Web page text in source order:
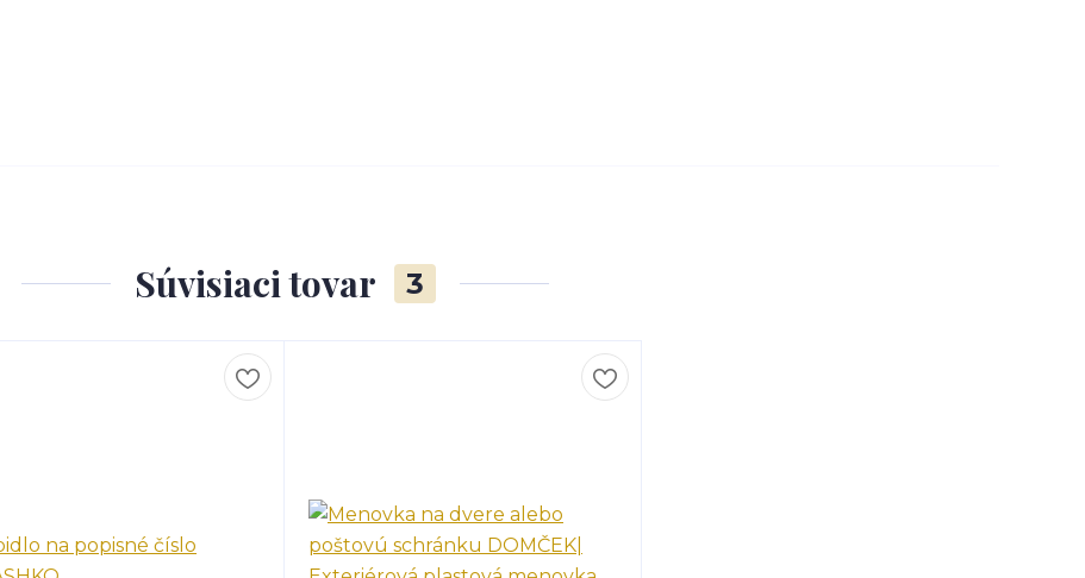
Súvisiaci tovar 3